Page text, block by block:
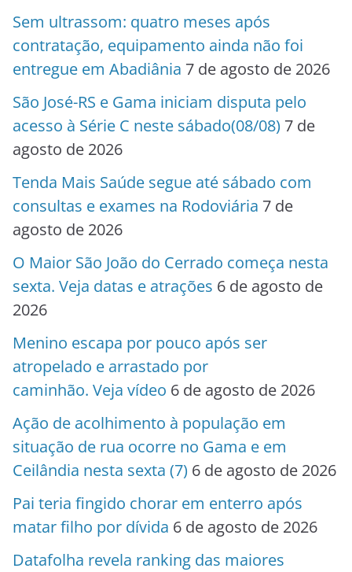
Sem ultrassom: quatro meses após
contratação, equipamento ainda não foi
entregue em Abadiânia 7 de agosto de 2026
São José-RS e Gama iniciam disputa pelo
acesso à Série C neste sábado(08/08) 7 de
agosto de 2026
Tenda Mais Saúde segue até sábado com
consultas e exames na Rodoviária 7 de
agosto de 2026
O Maior São João do Cerrado começa nesta
sexta. Veja datas e atrações 6 de agosto de
2026
Menino escapa por pouco após ser
atropelado e arrastado por
caminhão. Veja vídeo 6 de agosto de 2026
Ação de acolhimento à população em
situação de rua ocorre no Gama e em
Ceilândia nesta sexta (7) 6 de agosto de 2026
Pai teria fingido chorar em enterro após
matar filho por dívida 6 de agosto de 2026
Datafolha revela ranking das maiores